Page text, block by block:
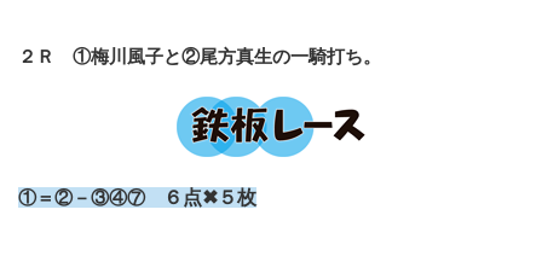
２Ｒ ①梅川風子と②尾方真生の一騎打ち。
①＝②－③④⑦ ６点✖５枚